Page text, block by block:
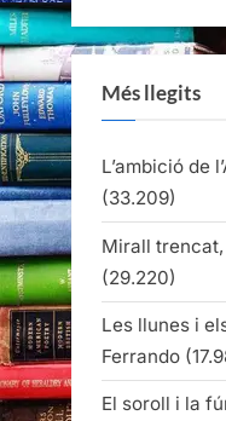
Més llegits
L’ambició de
(33.209)
Mirall
(29.220)
Les llunes i
Ferrando
El soroll i la